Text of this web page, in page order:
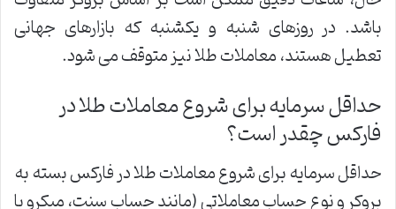
باشد. در روزهای شنبه و یکشنبه که بازارهای جهانی
تعطیل هستند، معاملات طلا نیز متوقف می شود.
حداقل سرمایه برای شروع معاملات طلا در
فارکس چقدر است؟
حداقل سرمایه برای شروع معاملات طلا در فارکس بسته به
بروکر و نوع حساب معاملاتی (مانند حساب سنت، میکرو یا